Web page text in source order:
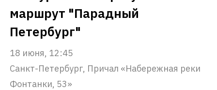
маршрут "Парадный
Петербург"
18 июня, 12:45
Санкт-Петербург, Причал «Набережная реки
Фонтанки, 53»